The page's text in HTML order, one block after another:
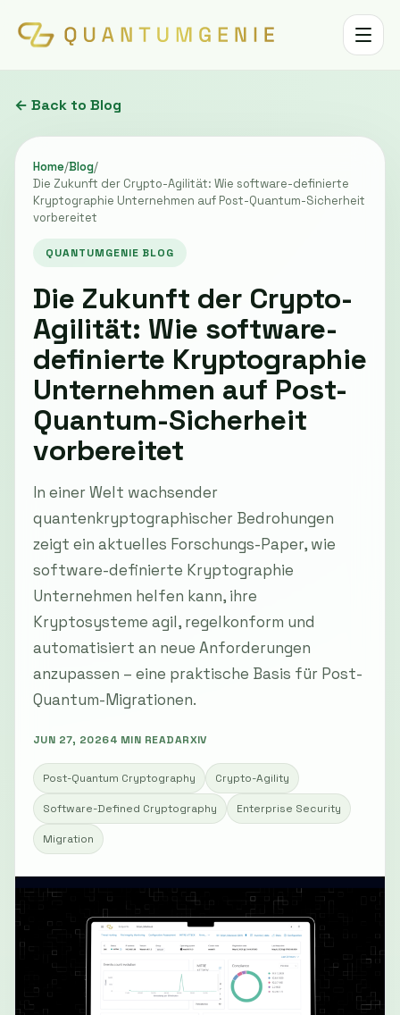
Toggle
← Back to Blog
Home/Blog/
Die Zukunft der Crypto-Agilität: Wie software-definierte
Kryptographie Unternehmen auf Post-Quantum-Sicherheit
vorbereitet
QUANTUMGENIE BLOG
Die Zukunft der Crypto-
Agilität: Wie software-
definierte Kryptographie
Unternehmen auf Post-
Quantum-Sicherheit
vorbereitet
In einer Welt wachsender
quantenkryptographischer Bedrohungen
zeigt ein aktuelles Forschungs-Paper, wie
software-definierte Kryptographie
Unternehmen helfen kann, ihre
Kryptosysteme agil, regelkonform und
automatisiert an neue Anforderungen
anzupassen – eine praktische Basis für Post-
Quantum-Migrationen.
JUN 27, 20264 MIN READARXIV
Post-Quantum Cryptography Crypto-Agility
Software-Defined Cryptography Enterprise Security
Migration